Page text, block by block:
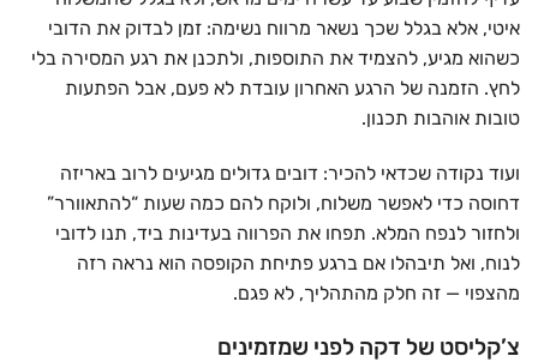
איטי, אלא בגלל שכך נשאר מרווח נשימה: זמן לבדוק את הדובי
כשהוא מגיע, להצמיד את התוספות, ולתכנן את רגע המסירה בלי
לחץ. הזמנה של הרגע האחרון עובדת לא פעם, אבל הפתעות
טובות אוהבות תכנון.
ועוד נקודה שכדאי להכיר: דובים גדולים מגיעים לרוב באריזה
דחוסה כדי לאפשר משלוח, ולוקח להם כמה שעות “להתאוורר”
ולחזור לנפח המלא. תפחו את הפרווה בעדינות ביד, תנו לדובי
לנוח, ואל תיבהלו אם ברגע פתיחת הקופסה הוא נראה רזה
מהצפוי — זה חלק מהתהליך, לא פגם.
צ’קליסט של דקה לפני שמזמינים